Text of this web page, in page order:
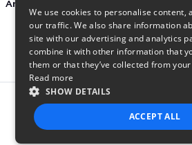
$25
Report this
We use cookies to personalise content,
our traffic. We also share information
site with our advertising and analytics
combine it with other information that
them or that they’ve collected from
Read more
SHOW DETAILS
ACCEPT ALL